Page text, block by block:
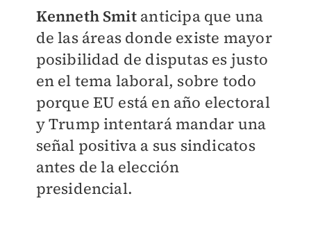
Kenneth Smit anticipa que una
de las áreas donde existe mayor
posibilidad de disputas es justo
en el tema laboral, sobre todo
porque EU está en año electoral
y Trump intentará mandar una
señal positiva a sus sindicatos
antes de la elección
presidencial.